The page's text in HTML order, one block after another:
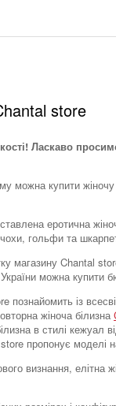
store
Ласкаво
можна купити
​​еротична
гольфи та
магазину
можна
познайомить із
жіноча білизна
в стилі кежуал
пропонує моделі
визнання,